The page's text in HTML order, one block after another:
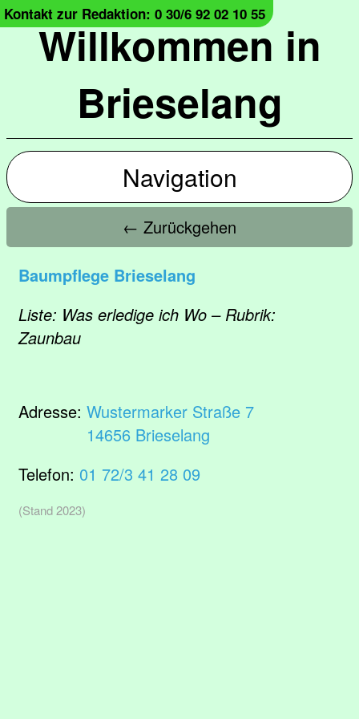
Willkommen in
Brieselang
Kontakt zur Redaktion: 0 30/6 92 02 10 55
Navigation
← Zurückgehen
Baumpflege Brieselang
Liste: Was erledige ich Wo – Rubrik:
Zaunbau
Adresse: Wustermarker Straße 7
14656 Brieselang
Telefon: 01 72/3 41 28 09
(Stand 2023)